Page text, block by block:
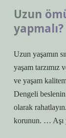
Uzun
yapmalı?
Uzun yaşamın
yaşam tarzımız
ve yaşam
Dengeli
olarak
korunun. … Aşı